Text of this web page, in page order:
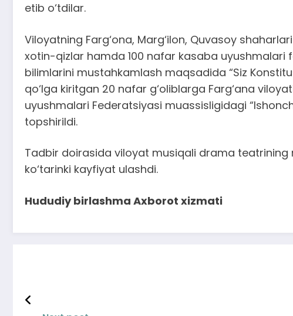
etib o‘tdilar.
Viloyatning Farg‘ona, Marg‘ilon, Quvasoy
xotin-qizlar hamda 100 nafar kasaba uyushmalari
bilimlarini mustahkamlash maqsadida “Siz
qo‘lga kiritgan 20 nafar g‘oliblarga Farg‘ana
uyushmalari Federatsiyasi muassisligidagi
topshirildi.
Tadbir doirasida viloyat musiqali drama teatrining
ko‘tarinki kayfiyat ulashdi.
Hududiy birlashma Axborot xizmati